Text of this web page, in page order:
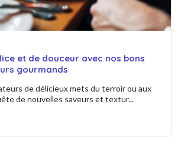
et de douceur avec nos bons
gourmands
de délicieux mets du terroir ou aux
de nouvelles saveurs et textur...